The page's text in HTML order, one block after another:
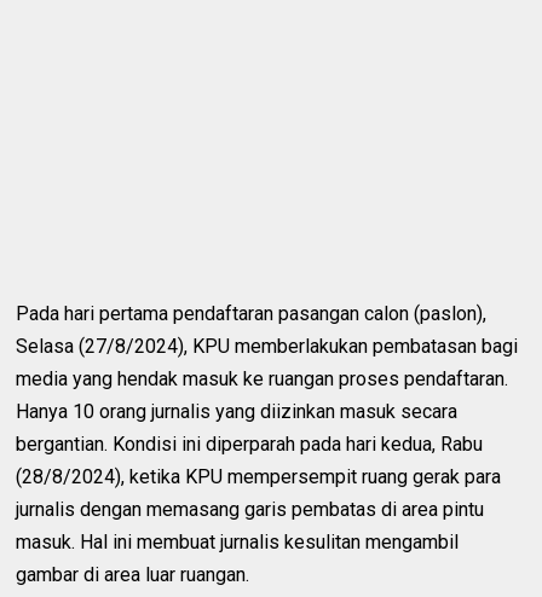
Pada hari pertama pendaftaran pasangan calon (paslon),
Selasa (27/8/2024), KPU memberlakukan pembatasan bagi
media yang hendak masuk ke ruangan proses pendaftaran.
Hanya 10 orang jurnalis yang diizinkan masuk secara
bergantian. Kondisi ini diperparah pada hari kedua, Rabu
(28/8/2024), ketika KPU mempersempit ruang gerak para
jurnalis dengan memasang garis pembatas di area pintu
masuk. Hal ini membuat jurnalis kesulitan mengambil
gambar di area luar ruangan.